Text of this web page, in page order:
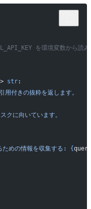
を環境変数から読
str:
付きの抜粋を返します。
クに向いています。
ための情報を収集する: {query